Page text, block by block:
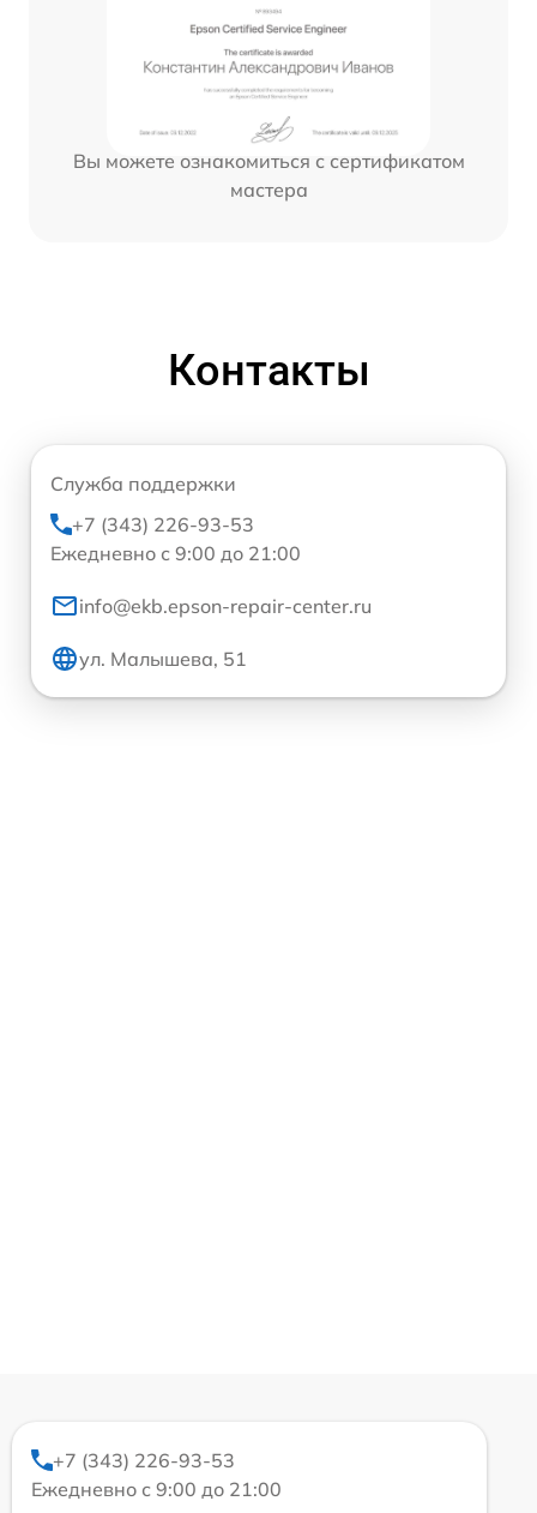
Вы можете ознакомиться с сертификатом
мастера
Контакты
Служба поддержки
+7 (343) 226-93-53
Ежедневно с 9:00 до 21:00
info@ekb.epson-repair-center.ru
ул. Малышева, 51
+7 (343) 226-93-53
Ежедневно с 9:00 до 21:00